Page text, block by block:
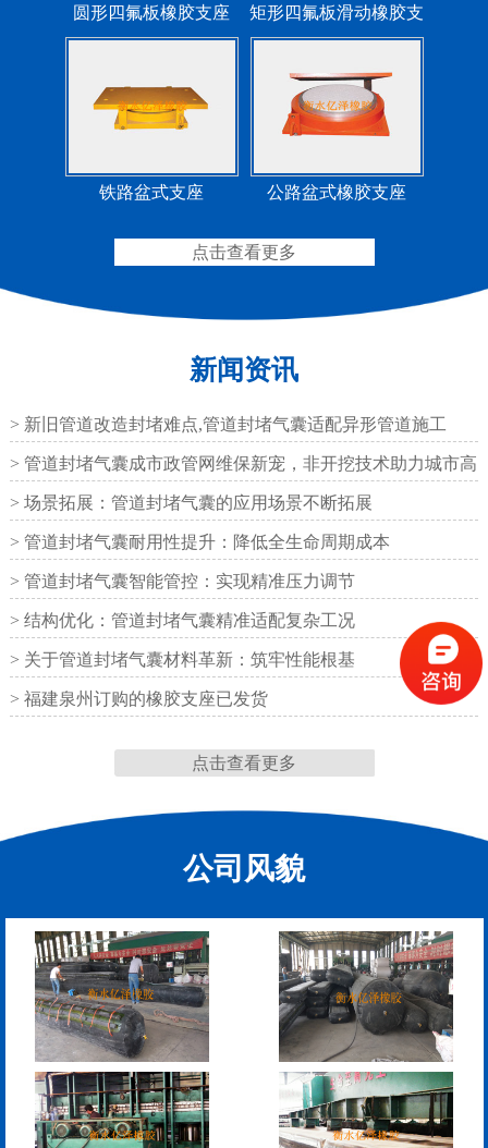
圆形四氟板橡胶支座
矩形四氟板滑动橡胶支
座
铁路盆式支座 公路盆式橡胶支座
抗震盆式支座
C40、60、80型桥梁伸
F40、60、80型桥梁伸缩
缝
E40、60、80型桥梁伸缩
缝
缩缝
L型桥梁伸缩缝 Z型桥梁伸缩缝
点击查看更多
新闻资讯
> 新旧管道改造封堵难点,管道封堵气囊适配异形管道施工
> 管道封堵气囊成市政管网维保新宠，非开挖技术助力城市高
效运
> 场景拓展：管道封堵气囊的应用场景不断拓展
> 管道封堵气囊耐用性提升：降低全生命周期成本
> 管道封堵气囊智能管控：实现精准压力调节
> 结构优化：管道封堵气囊精准适配复杂工况
> 关于管道封堵气囊材料革新：筑牢性能根基
> 福建泉州订购的橡胶支座已发货
点击查看更多
公司风貌